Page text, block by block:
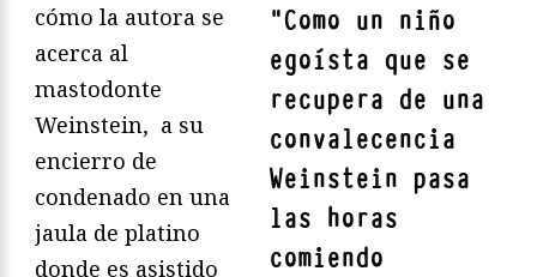
"Como un niño
egoísta que se
recupera de una
convalecencia
Weinstein pasa
las horas
comiendo
cómo la autora se
acerca al
mastodonte
Weinstein, a su
encierro de
condenado en una
jaula de platino
donde es asistido